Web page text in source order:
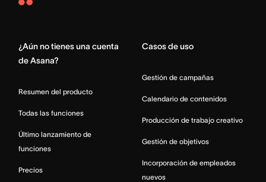
Asana
¿Aún no tienes una cuenta
de Asana?
Resumen del producto
Todas las funciones
Último lanzamiento de
funciones
Precios
Casos de uso
Gestión de campañas
Calendario de contenidos
Producción de trabajo creativo
Gestión de objetivos
Incorporación de empleados
nuevos